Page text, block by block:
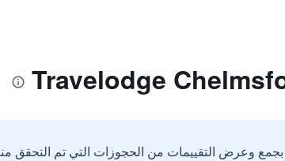
بجمع وعرض التقييمات من الحجوزات التي تم التحقق